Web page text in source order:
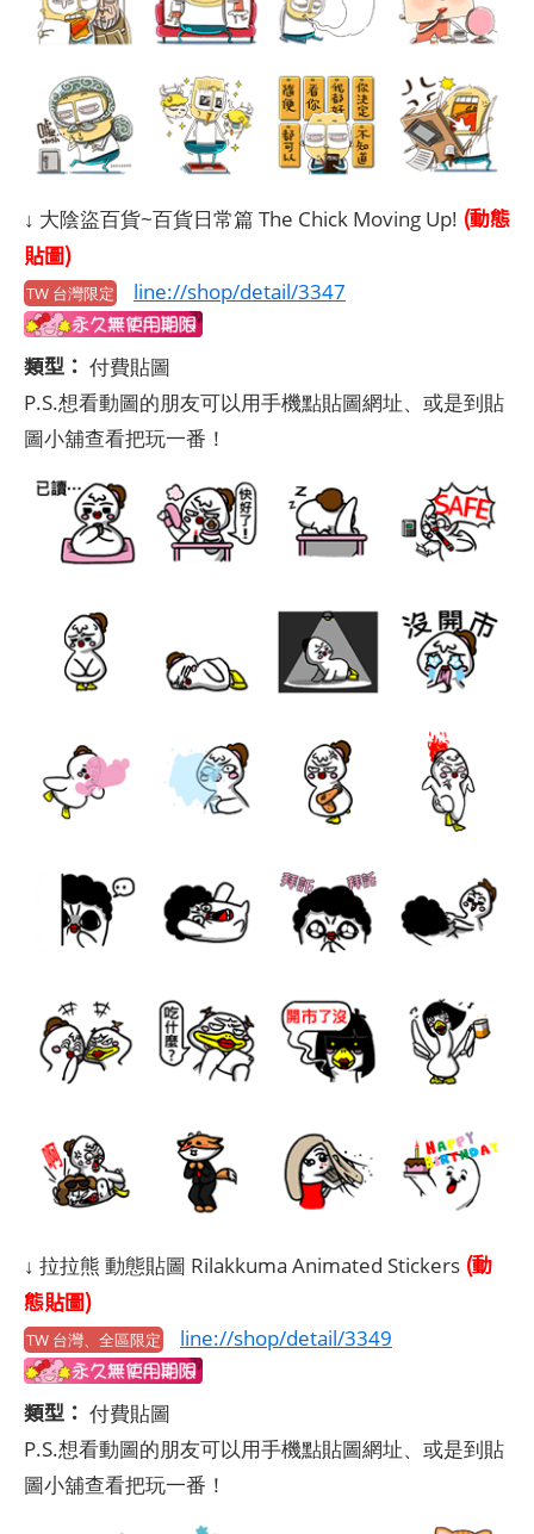
↓ 大陰盜百貨~百貨日常篇 The Chick Moving Up! (動態
貼圖)
TW 台灣限定 line://shop/detail/3347
類型： 付費貼圖
P.S.想看動圖的朋友可以用手機點貼圖網址、或是到貼
圖小舖查看把玩一番！
↓ 拉拉熊 動態貼圖 Rilakkuma Animated Stickers (動
態貼圖)
TW 台灣、全區限定 line://shop/detail/3349
類型： 付費貼圖
P.S.想看動圖的朋友可以用手機點貼圖網址、或是到貼
圖小舖查看把玩一番！